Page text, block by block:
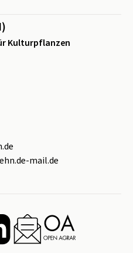
Kulturpflanzen
mail.de